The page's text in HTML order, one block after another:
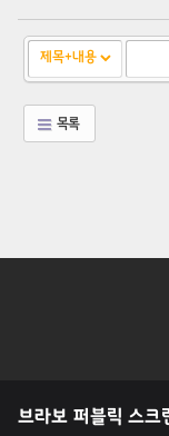
목록
브라보 퍼블릭 스